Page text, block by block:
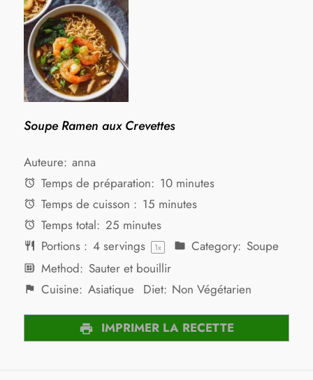
Soupe Ramen aux Crevettes
Auteure: anna
Temps de préparation: 10 minutes
Temps de cuisson : 15 minutes
Temps total: 25 minutes
Portions : 4servings 1x Category: Soupe
Method: Sauter et bouillir
Cuisine: Asiatique Diet: Non Végétarien
IMPRIMER LA RECETTE